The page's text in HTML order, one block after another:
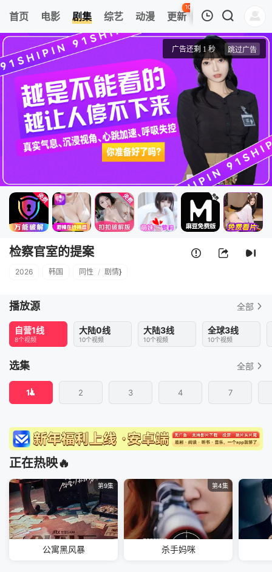
首页 电影 剧集 综艺 动漫 更新
103
热榜 APP
我的观影记录
1
检察官室的提案
清空
检察官室的提案
2026 韩国 同性 / 剧情}
播放源 全部
自营1线
8个视频
大陆0线
10个视频
大陆3线
10个视频
全球3线
10个视频
选集 全部
1 2 3 4 7
正在热映🔥
第9集
公寓黑风暴
第4集
杀手妈咪